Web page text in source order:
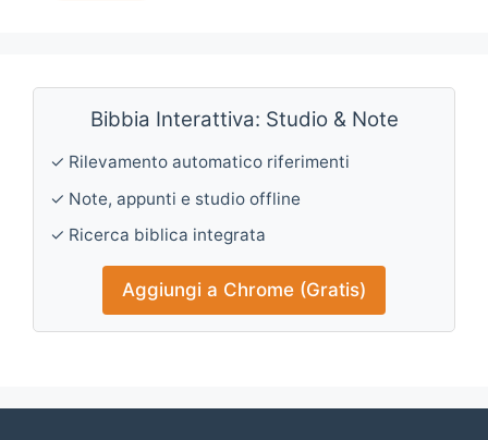
Bibbia Interattiva: Studio & Note
✓ Rilevamento automatico riferimenti
✓ Note, appunti e studio offline
✓ Ricerca biblica integrata
Aggiungi a Chrome (Gratis)